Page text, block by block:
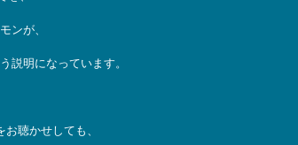
ンが、
説明になっています。
聴かせしても、